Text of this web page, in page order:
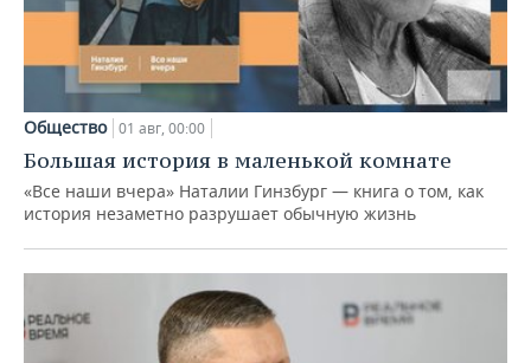
Общество 01 авг, 00:00
Большая история в маленькой комнате
«Все наши вчера» Наталии Гинзбург — книга о том, как
история незаметно разрушает обычную жизнь